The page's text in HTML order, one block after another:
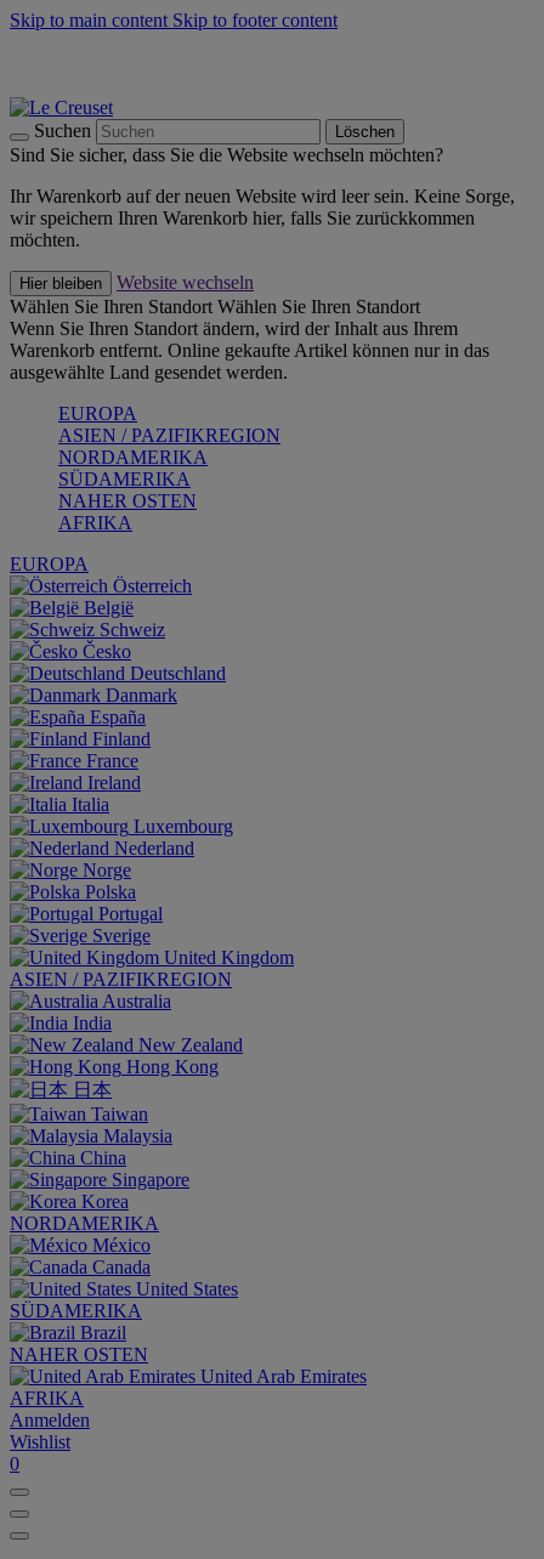
Skip to main content Skip to footer content
Suchen Löschen
Sind Sie sicher, dass Sie die Website wechseln möchten?
Ihr Warenkorb auf der neuen Website wird leer sein. Keine Sorge,
wir speichern Ihren Warenkorb hier, falls Sie zurückkommen
möchten.
Hier bleiben
Website wechseln
Wählen Sie Ihren Standort Wählen Sie Ihren Standort
Wenn Sie Ihren Standort ändern, wird der Inhalt aus Ihrem
Warenkorb entfernt. Online gekaufte Artikel können nur in das
ausgewählte Land gesendet werden.
EUROPA
ASIEN / PAZIFIKREGION
NORDAMERIKA
SÜDAMERIKA
NAHER OSTEN
AFRIKA
EUROPA
Österreich
België
Schweiz
Česko
Deutschland
Danmark
España
Finland
France
Ireland
Italia
Luxembourg
Nederland
Norge
Polska
Portugal
Sverige
United Kingdom
ASIEN / PAZIFIKREGION
Australia
India
New Zealand
Hong Kong
日本
Taiwan
Malaysia
China
Singapore
Korea
NORDAMERIKA
México
Canada
United States
SÜDAMERIKA
Brazil
NAHER OSTEN
United Arab Emirates
AFRIKA
Anmelden
Wishlist
0